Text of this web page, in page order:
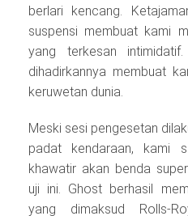
berlari kencang.
suspensi membuat kami
yang terkesan
dihadirkannya membuat
keruwetan dunia.
Meski sesi pengesetan
padat kendaraan, kami
khawatir akan benda
uji ini. Ghost berhasil
yang dimaksud Rolls-